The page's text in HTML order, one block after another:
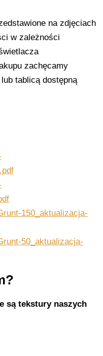
na zdjęciach
w zależności
zachęcamy
tablicą dostępną
150_aktualizacja-
50_aktualizacja-
są tekstury naszych